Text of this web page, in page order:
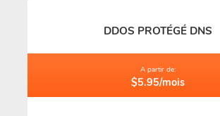
DDOS PROTÉGÉ DNS
A partir de:
$5.95/mois